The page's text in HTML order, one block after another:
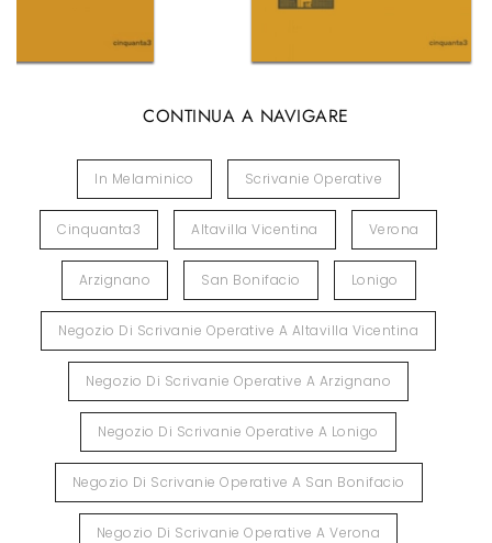
CONTINUA A NAVIGARE
In Melaminico Scrivanie Operative
Cinquanta3 Altavilla Vicentina Verona
Arzignano San Bonifacio Lonigo
Negozio Di Scrivanie Operative A Altavilla Vicentina
Negozio Di Scrivanie Operative A Arzignano
Negozio Di Scrivanie Operative A Lonigo
Negozio Di Scrivanie Operative A San Bonifacio
Negozio Di Scrivanie Operative A Verona